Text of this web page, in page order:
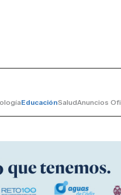
EducaciónSaludAnuncios